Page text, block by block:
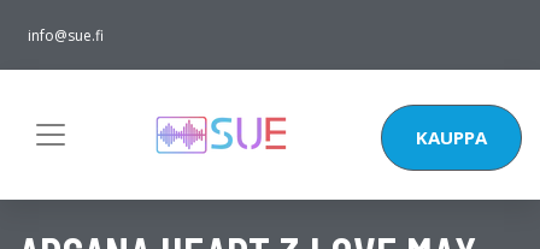
info@sue.fi
KAUPPA